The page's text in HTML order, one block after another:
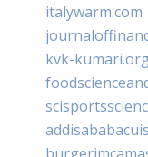
italywarm.com
kvk-